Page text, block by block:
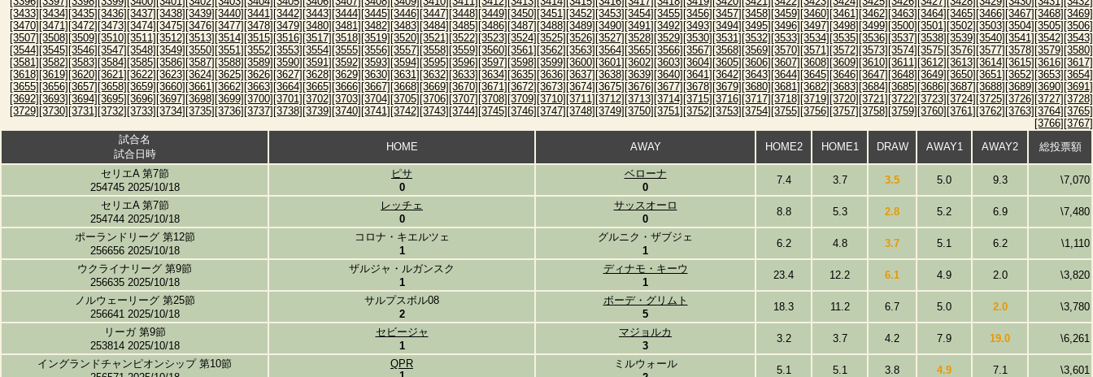
[3433] [3434] [3435] [3436] [3437] [3438] [3439] [3440] [3441] [3442] [3443] [3444] [3445] [3446] [3447] [3448] [3449] [3450] [3451] [3452] [3453] [3454] [3455] [3456] [3457] [3458] [3459] [3460] [3461] [3462] [3463] [3464] [3465] [3466] [3467] [3468] [3469]
[3470] [3471] [3472] [3473] [3474] [3475] [3476] [3477] [3478] [3479] [3480] [3481] [3482] [3483] [3484] [3485] [3486] [3487] [3488] [3489] [3490] [3491] [3492] [3493] [3494] [3495] [3496] [3497] [3498] [3499] [3500] [3501] [3502] [3503] [3504] [3505] [3506]
[3507] [3508] [3509] [3510] [3511] [3512] [3513] [3514] [3515] [3516] [3517] [3518] [3519] [3520] [3521] [3522] [3523] [3524] [3525] [3526] [3527] [3528] [3529] [3530] [3531] [3532] [3533] [3534] [3535] [3536] [3537] [3538] [3539] [3540] [3541] [3542] [3543]
[3544] [3545] [3546] [3547] [3548] [3549] [3550] [3551] [3552] [3553] [3554] [3555] [3556] [3557] [3558] [3559] [3560] [3561] [3562] [3563] [3564] [3565] [3566] [3567] [3568] [3569] [3570] [3571] [3572] [3573] [3574] [3575] [3576] [3577] [3578] [3579] [3580]
[3581] [3582] [3583] [3584] [3585] [3586] [3587] [3588] [3589] [3590] [3591] [3592] [3593] [3594] [3595] [3596] [3597] [3598] [3599] [3600] [3601] [3602] [3603] [3604] [3605] [3606] [3607] [3608] [3609] [3610] [3611] [3612] [3613] [3614] [3615] [3616] [3617]
[3618] [3619] [3620] [3621] [3622] [3623] [3624] [3625] [3626] [3627] [3628] [3629] [3630] [3631] [3632] [3633] [3634] [3635] [3636] [3637] [3638] [3639] [3640] [3641] [3642] [3643] [3644] [3645] [3646] [3647] [3648] [3649] [3650] [3651] [3652] [3653] [3654]
[3655] [3656] [3657] [3658] [3659] [3660] [3661] [3662] [3663] [3664] [3665] [3666] [3667] [3668] [3669] [3670] [3671] [3672] [3673] [3674] [3675] [3676] [3677] [3678] [3679] [3680] [3681] [3682] [3683] [3684] [3685] [3686] [3687] [3688] [3689] [3690] [3691]
[3692] [3693] [3694] [3695] [3696] [3697] [3698] [3699] [3700] [3701] [3702] [3703] [3704] [3705] [3706] [3707] [3708] [3709] [3710] [3711] [3712] [3713] [3714] [3715] [3716] [3717] [3718] [3719] [3720] [3721] [3722] [3723] [3724] [3725] [3726] [3727] [3728]
[3729] [3730] [3731] [3732] [3733] [3734] [3735] [3736] [3737] [3738] [3739] [3740] [3741] [3742] [3743] [3744] [3745] [3746] [3747] [3748] [3749] [3750] [3751] [3752] [3753] [3754] [3755] [3756] [3757] [3758] [3759] [3760] [3761] [3762] [3763] [3764] [3765]
[3766] [3767]
試合名
試合日時
HOME AWAY HOME2 HOME1 DRAW AWAY1 AWAY2 総投票額
セリエA 第7節
254745 2025/10/18
ピサ
0
ベローナ
0
7.4 3.7 3.5 5.0 9.3 \7,070
セリエA 第7節
254744 2025/10/18
レッチェ
0
サッスオーロ
0
8.8 5.3 2.8 5.2 6.9 \7,480
ポーランドリーグ 第12節
256656 2025/10/18
コロナ・キエルツェ
1
グルニク・ザブジェ
1
6.2 4.8 3.7 5.1 6.2 \1,110
ウクライナリーグ 第9節
256635 2025/10/18
ザルジャ・ルガンスク
1
ディナモ・キーウ
1
23.4 12.2 6.1 4.9 2.0 \3,820
ノルウェーリーグ 第25節
256641 2025/10/18
サルプスボル08
2
ボーデ・グリムト
5
18.3 11.2 6.7 5.0 2.0 \3,780
リーガ 第9節
253814 2025/10/18
セビージャ
1
マジョルカ
3
3.2 3.7 4.2 7.9 19.0 \6,261
イングランドチャンピオンシップ 第10節
QPR
ミルウォール
5.1 5.1 3.8 4.9 7.1 \3,601